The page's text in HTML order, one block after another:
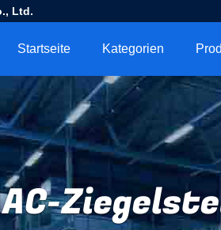
Ltd.
Startseite Kategorien